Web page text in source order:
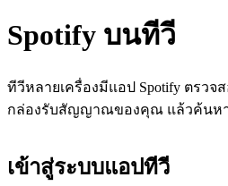
Spotify บนทีวี
ทีวีหลายเครื่องมีแอป Spotify ตรวจ
กล่องรับสัญญาณของคุณ แล้วค้นหา
เข้าสู่ระบบแอปทีวี